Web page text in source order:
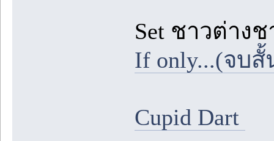
Set ชาวต่าง
If only...(จบ
Cupid Dart